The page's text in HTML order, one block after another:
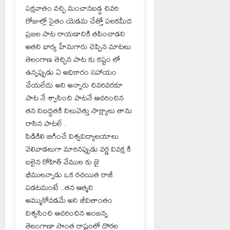
పక్షవాతం వచ్చి మంచానబడ్డ చివరి
రోజుల్లో సైతం యెడమ చేత్తో పలకమీద
ప్రజల పాట రాయడానికి తపించాడని
అతని భార్య హేమగారు చెప్పిన మాటలు
తెలంగాణ తెచ్చిన పాట కు కష్టం లో
ఉన్నప్పుడు ఏ అధికారం సహాయం
చేయలేదు అని అన్నారు చివరివరకూ
పాట నే శ్వాసించి పాటనే ఆచరించిన
తన నిబద్ధతకి నిలువెత్తు సాక్ష్యాలు తాను
రాసిన పాటలే .
పిడికిలి బిగించే విశ్వవిద్యాలయాలు
వెలివాడలుగా మారినప్పుడు వర్ణ వివక్ష కి
బలైన రోహిత్ వేముల కు జై
భీములన్నాడు ఒక రచయిత రాజీ
పడటమంటే ..తన ఆత్మని
అమ్ముకోవడమే అని జీవితాంతం
విశ్వసించి ఆచరించిన అంజన్న
తెలంగాణా సొంత రాష్ట్రంలో దొరల